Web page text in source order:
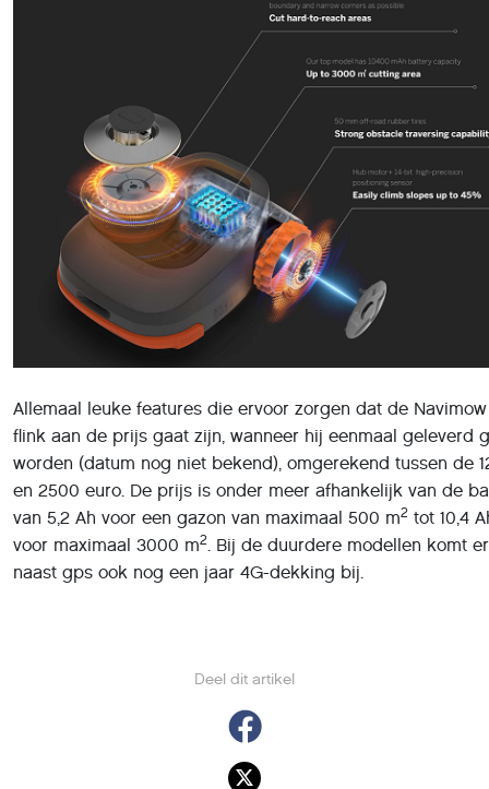
Deel dit artikel
Allemaal leuke features die ervoor zorgen dat de
flink aan de prijs gaat zijn, wanneer hij eenmaal geleverd
worden (datum nog niet bekend), omgerekend tussen de
en 2500 euro. De prijs is onder meer afhankelijk van de
van 5,2 Ah voor een gazon van maximaal 500 m2 tot 10,4
voor maximaal 3000 m2. Bij de duurdere modellen komt er
naast gps ook nog een jaar 4G-dekking bij.